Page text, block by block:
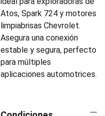
Atos, Spark 724 y motores
limpiabrisas Chevrolet.
Asegura una conexión
estable y segura, perfecto
para múltiples
aplicaciones automotrices.